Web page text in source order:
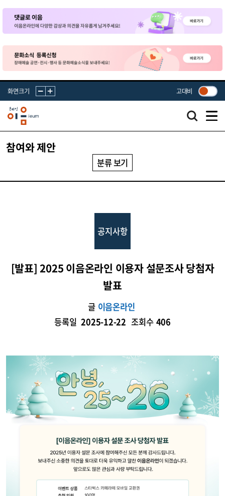
화면크기 고대비
참여와 제안
분류 보기
공지사항
[발표] 2025 이음온라인 이용자 설문조사 당첨자
발표
글 이음온라인
등록일 2025-12-22 조회수 406